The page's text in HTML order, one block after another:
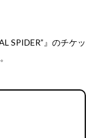
SPIDER”』のチケッ